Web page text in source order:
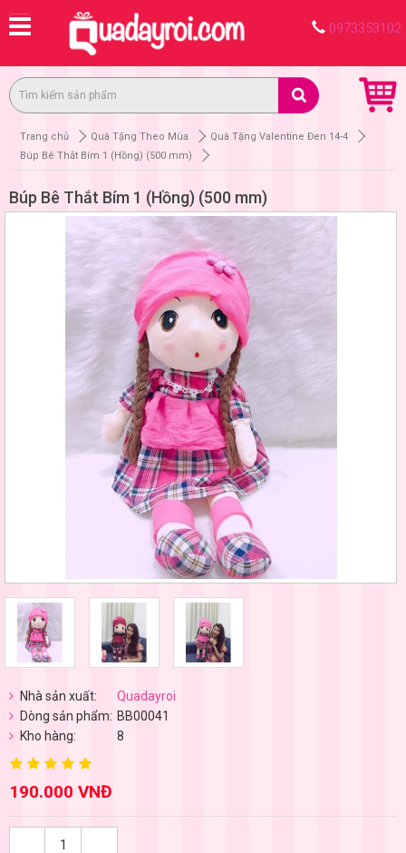
0973353102
Trang chủ Quà Tặng Theo Mùa
Quà Tặng Valentine Đen 14-4
Búp Bê Thắt Bím 1 (Hồng) (500 mm)
Búp Bê Thắt Bím 1 (Hồng) (500 mm)
Nhà sản xuất:
Quadayroi
Dòng sản phẩm: BB00041
Kho hàng:
8
190.000 VNĐ